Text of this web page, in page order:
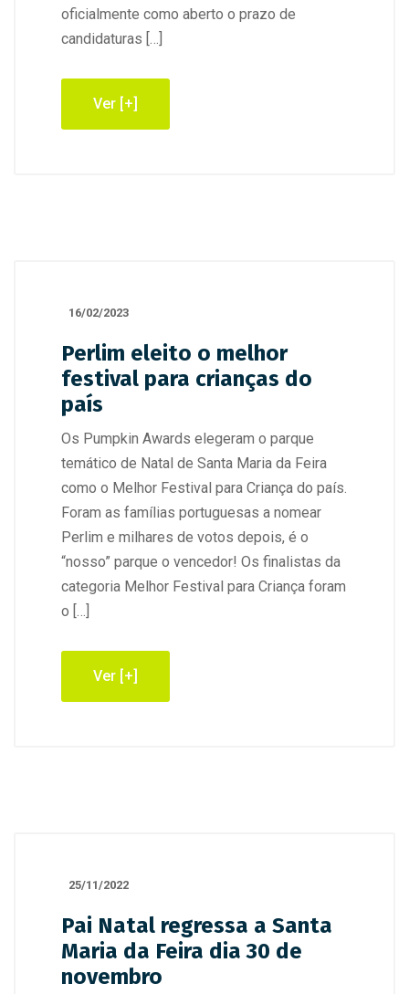
oficialmente como aberto o prazo de
candidaturas […]
Ver [+]
16/02/2023
Perlim eleito o melhor
festival para crianças do
país
Os Pumpkin Awards elegeram o parque
temático de Natal de Santa Maria da Feira
como o Melhor Festival para Criança do país.
Foram as famílias portuguesas a nomear
Perlim e milhares de votos depois, é o
“nosso” parque o vencedor! Os finalistas da
categoria Melhor Festival para Criança foram
o […]
Ver [+]
25/11/2022
Pai Natal regressa a Santa
Maria da Feira dia 30 de
novembro